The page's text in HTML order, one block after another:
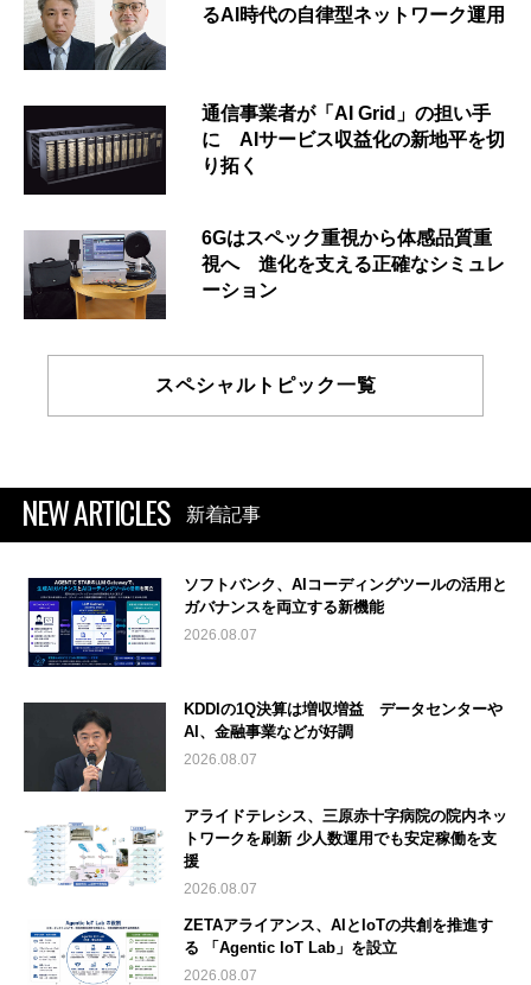
るAI時代の自律型ネットワーク運用
通信事業者が「AI Grid」の担い手
に AIサービス収益化の新地平を切
り拓く
6Gはスペック重視から体感品質重
視へ 進化を支える正確なシミュレ
ーション
スペシャルトピック一覧
NEW ARTICLES 新着記事
ソフトバンク、AIコーディングツールの活用と
ガバナンスを両立する新機能
2026.08.07
KDDIの1Q決算は増収増益 データセンターや
AI、金融事業などが好調
2026.08.07
アライドテレシス、三原赤十字病院の院内ネッ
トワークを刷新 少人数運用でも安定稼働を支
援
2026.08.07
ZETAアライアンス、AIとIoTの共創を推進す
る 「Agentic IoT Lab」を設立
2026.08.07